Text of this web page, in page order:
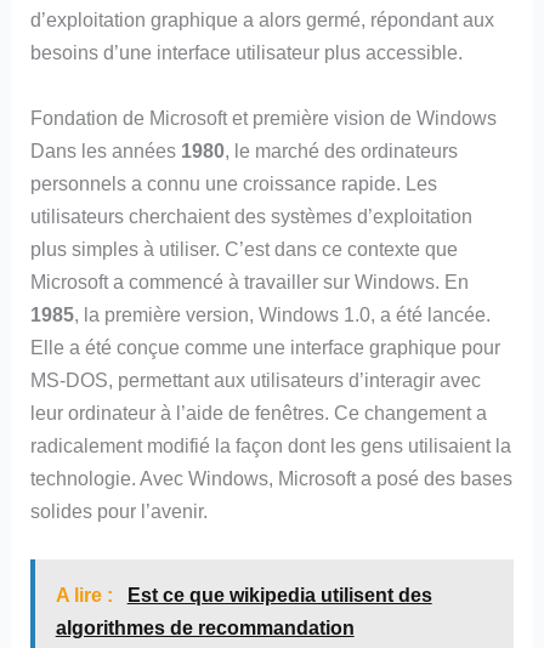
d’exploitation graphique a alors germé, répondant aux
besoins d’une interface utilisateur plus accessible.
Fondation de Microsoft et première vision de Windows
Dans les années 1980, le marché des ordinateurs
personnels a connu une croissance rapide. Les
utilisateurs cherchaient des systèmes d’exploitation
plus simples à utiliser. C’est dans ce contexte que
Microsoft a commencé à travailler sur Windows. En
1985, la première version, Windows 1.0, a été lancée.
Elle a été conçue comme une interface graphique pour
MS-DOS, permettant aux utilisateurs d’interagir avec
leur ordinateur à l’aide de fenêtres. Ce changement a
radicalement modifié la façon dont les gens utilisaient la
technologie. Avec Windows, Microsoft a posé des bases
solides pour l’avenir.
A lire :
Est ce que wikipedia utilisent des
algorithmes de recommandation